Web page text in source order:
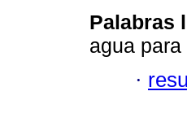
Palabras
agua para
·